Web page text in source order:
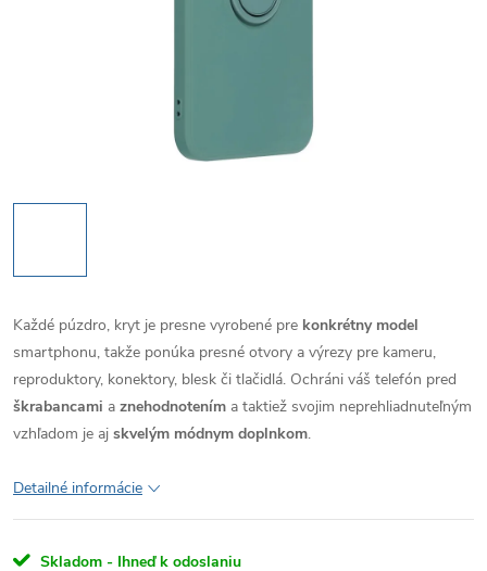
Každé púzdro, kryt je presne vyrobené pre konkrétny model
smartphonu, takže ponúka presné otvory a výrezy pre kameru,
reproduktory, konektory, blesk či tlačidlá. Ochráni váš telefón pred
škrabancami a znehodnotením a taktiež svojim neprehliadnuteľným
vzhľadom je aj skvelým módnym doplnkom.
Detailné informácie
Skladom - Ihneď k odoslaniu